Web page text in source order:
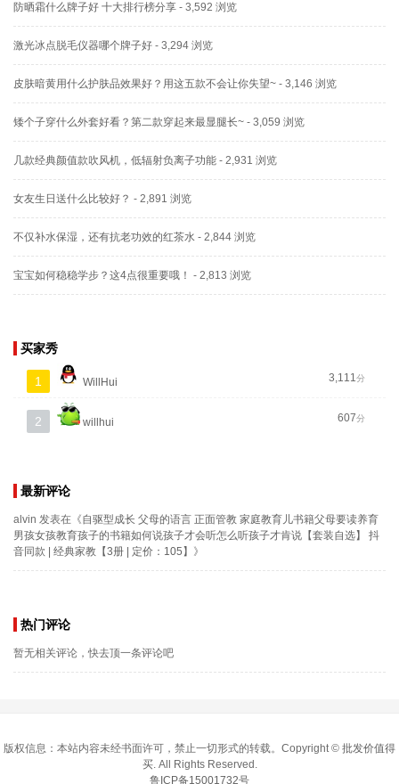
防晒霜什么牌子好 十大排行榜分享 - 3,592 浏览
激光冰点脱毛仪器哪个牌子好 - 3,294 浏览
皮肤暗黄用什么护肤品效果好？用这五款不会让你失望~ - 3,146 浏览
矮个子穿什么外套好看？第二款穿起来最显腿长~ - 3,059 浏览
几款经典颜值款吹风机，低辐射负离子功能 - 2,931 浏览
女友生日送什么比较好？ - 2,891 浏览
不仅补水保湿，还有抗老功效的红茶水 - 2,844 浏览
宝宝如何稳稳学步？这4点很重要哦！ - 2,813 浏览
买家秀
1 WillHui 3,111分
2 willhui 607分
最新评论
alvin 发表在《自驱型成长 父母的语言 正面管教 家庭教育儿书籍父母要读养育
男孩女孩教育孩子的书籍如何说孩子才会听怎么听孩子才肯说【套装自选】 抖
音同款 | 经典家教【3册 | 定价：105】 》
热门评论
暂无相关评论，快去顶一条评论吧
版权信息：本站内容未经书面许可，禁止一切形式的转载。Copyright © 批发价值得
买. All Rights Reserved.
鲁ICP备15001732号